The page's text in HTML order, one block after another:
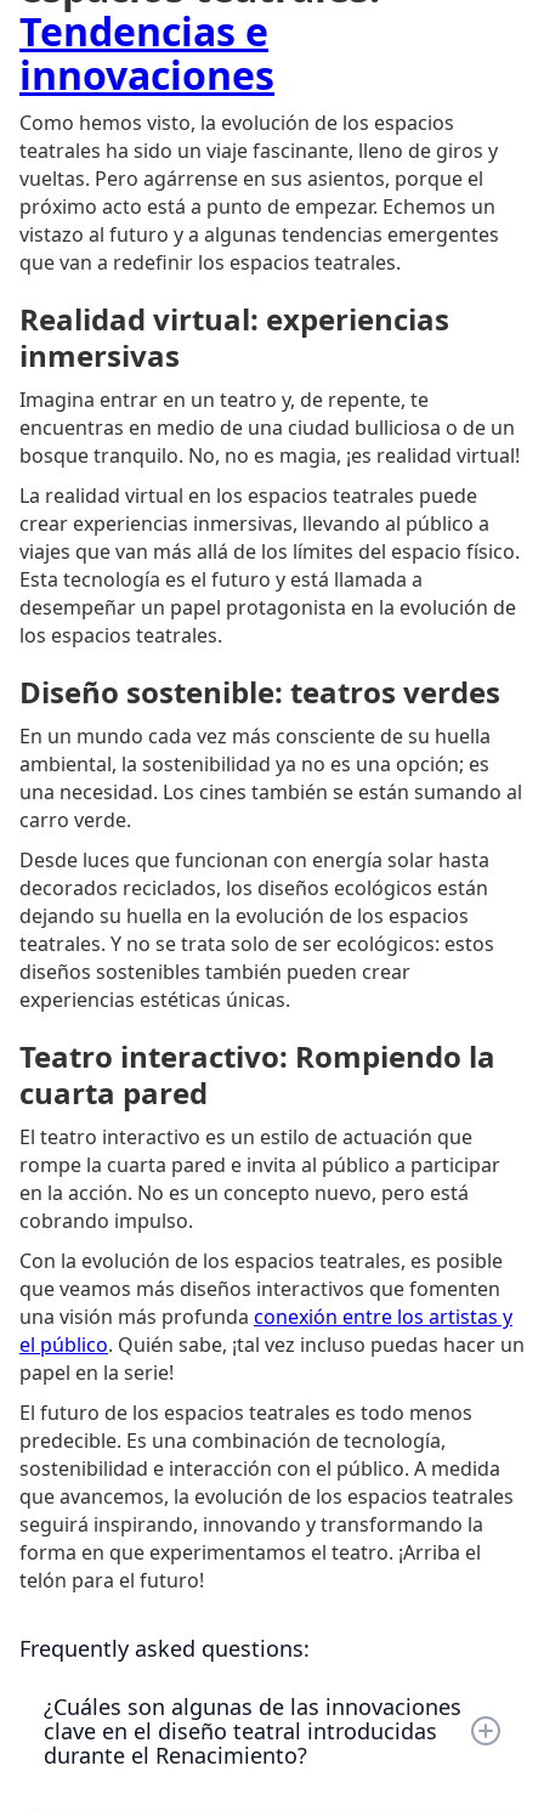
Tendencias e
innovaciones
Como hemos visto, la evolución de los espacios
teatrales ha sido un viaje fascinante, lleno de giros y
vueltas. Pero agárrense en sus asientos, porque el
próximo acto está a punto de empezar. Echemos un
vistazo al futuro y a algunas tendencias emergentes
que van a redefinir los espacios teatrales.
Realidad virtual: experiencias
inmersivas
Imagina entrar en un teatro y, de repente, te
encuentras en medio de una ciudad bulliciosa o de un
bosque tranquilo. No, no es magia, ¡es realidad virtual!
La realidad virtual en los espacios teatrales puede
crear experiencias inmersivas, llevando al público a
viajes que van más allá de los límites del espacio físico.
Esta tecnología es el futuro y está llamada a
desempeñar un papel protagonista en la evolución de
los espacios teatrales.
Diseño sostenible: teatros verdes
En un mundo cada vez más consciente de su huella
ambiental, la sostenibilidad ya no es una opción; es
una necesidad. Los cines también se están sumando al
carro verde.
Desde luces que funcionan con energía solar hasta
decorados reciclados, los diseños ecológicos están
dejando su huella en la evolución de los espacios
teatrales. Y no se trata solo de ser ecológicos: estos
diseños sostenibles también pueden crear
experiencias estéticas únicas.
Teatro interactivo: Rompiendo la
cuarta pared
El teatro interactivo es un estilo de actuación que
rompe la cuarta pared e invita al público a participar
en la acción. No es un concepto nuevo, pero está
cobrando impulso.
Con la evolución de los espacios teatrales, es posible
que veamos más diseños interactivos que fomenten
una visión más profunda conexión entre los artistas y
el público. Quién sabe, ¡tal vez incluso puedas hacer un
papel en la serie!
El futuro de los espacios teatrales es todo menos
predecible. Es una combinación de tecnología,
sostenibilidad e interacción con el público. A medida
que avancemos, la evolución de los espacios teatrales
seguirá inspirando, innovando y transformando la
forma en que experimentamos el teatro. ¡Arriba el
telón para el futuro!
Frequently asked questions:
¿Cuáles son algunas de las innovaciones
clave en el diseño teatral introducidas
durante el Renacimiento?